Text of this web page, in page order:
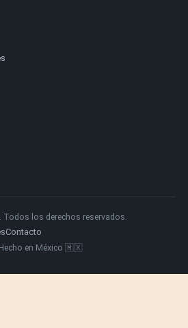
. Todos los derechos reservados.
Contacto
Hecho en México 🇲🇽